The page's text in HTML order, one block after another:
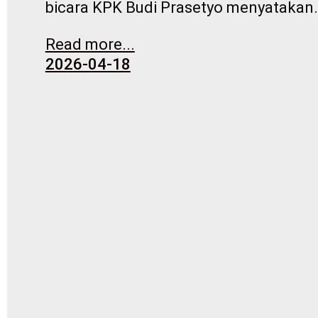
bicara KPK Budi Prasetyo
Read more...
2026-04-18